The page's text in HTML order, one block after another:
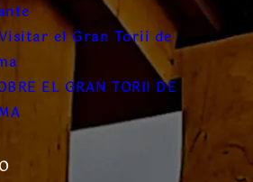
el Gran Torii de
EL GRAN TORII DE